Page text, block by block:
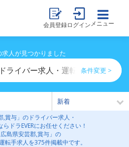
会員登録ログイン メニュー
求人が見つかりました
ライバー求人・運転手求人一覧
条件変更 >
,賞与」のドライバー求人・
ドラEVERにお任せください！
島県安芸郡,賞与」の
転手求人を375件掲載中です。